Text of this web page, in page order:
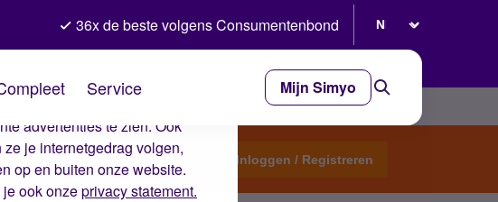
ervoor dat je ervaring op de
advertenties te zien. Ook
je internetgedrag volgen,
op en buiten onze website.
ook onzeprivacy statement.
36x de beste volgens Consumentenbond
Service Mijn Simyo
Start een topic Inloggen / Registreren